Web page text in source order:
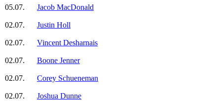
05.07. Jacob MacDonald
02.07. Justin Holl
02.07. Vincent Desharnais
02.07. Boone Jenner
02.07. Corey Schueneman
02.07. Joshua Dunne